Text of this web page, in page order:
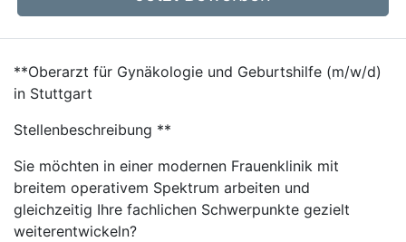
**Oberarzt für Gynäkologie und Geburtshilfe (m/w/d)
in Stuttgart
Stellenbeschreibung **
Sie möchten in einer modernen Frauenklinik mit
breitem operativem Spektrum arbeiten und
gleichzeitig Ihre fachlichen Schwerpunkte gezielt
weiterentwickeln?